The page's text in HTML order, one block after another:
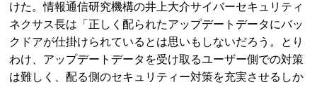
けた。情報通信研究機構の井上大介サイバーセキュリティ
ネクサス長は「正しく配られたアップデートデータにバッ
クドアが仕掛けられているとは思いもしないだろう。とり
わけ、アップデートデータを受け取るユーザー側での対策
は難しく、配る側のセキュリティー対策を充実させるしか